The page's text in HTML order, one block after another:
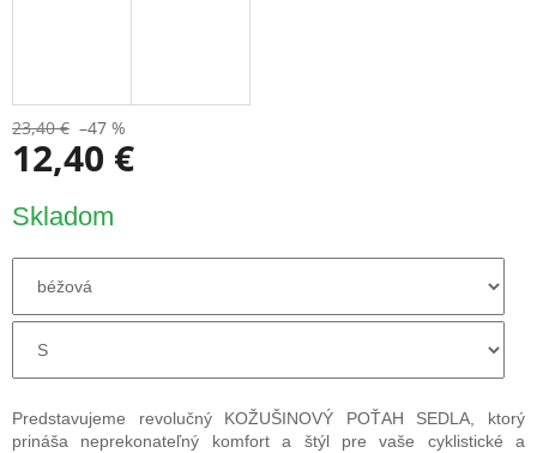
23,40 € –47 %
12,40 €
cena:
Skladom
Predstavujeme revolučný KOŽUŠINOVÝ POŤAH SEDLA, ktorý
prináša neprekonateľný komfort a štýl pre vaše cyklistické a